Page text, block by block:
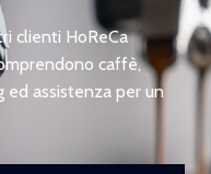
clienti HoReCa
caffè,
ed assistenza per un